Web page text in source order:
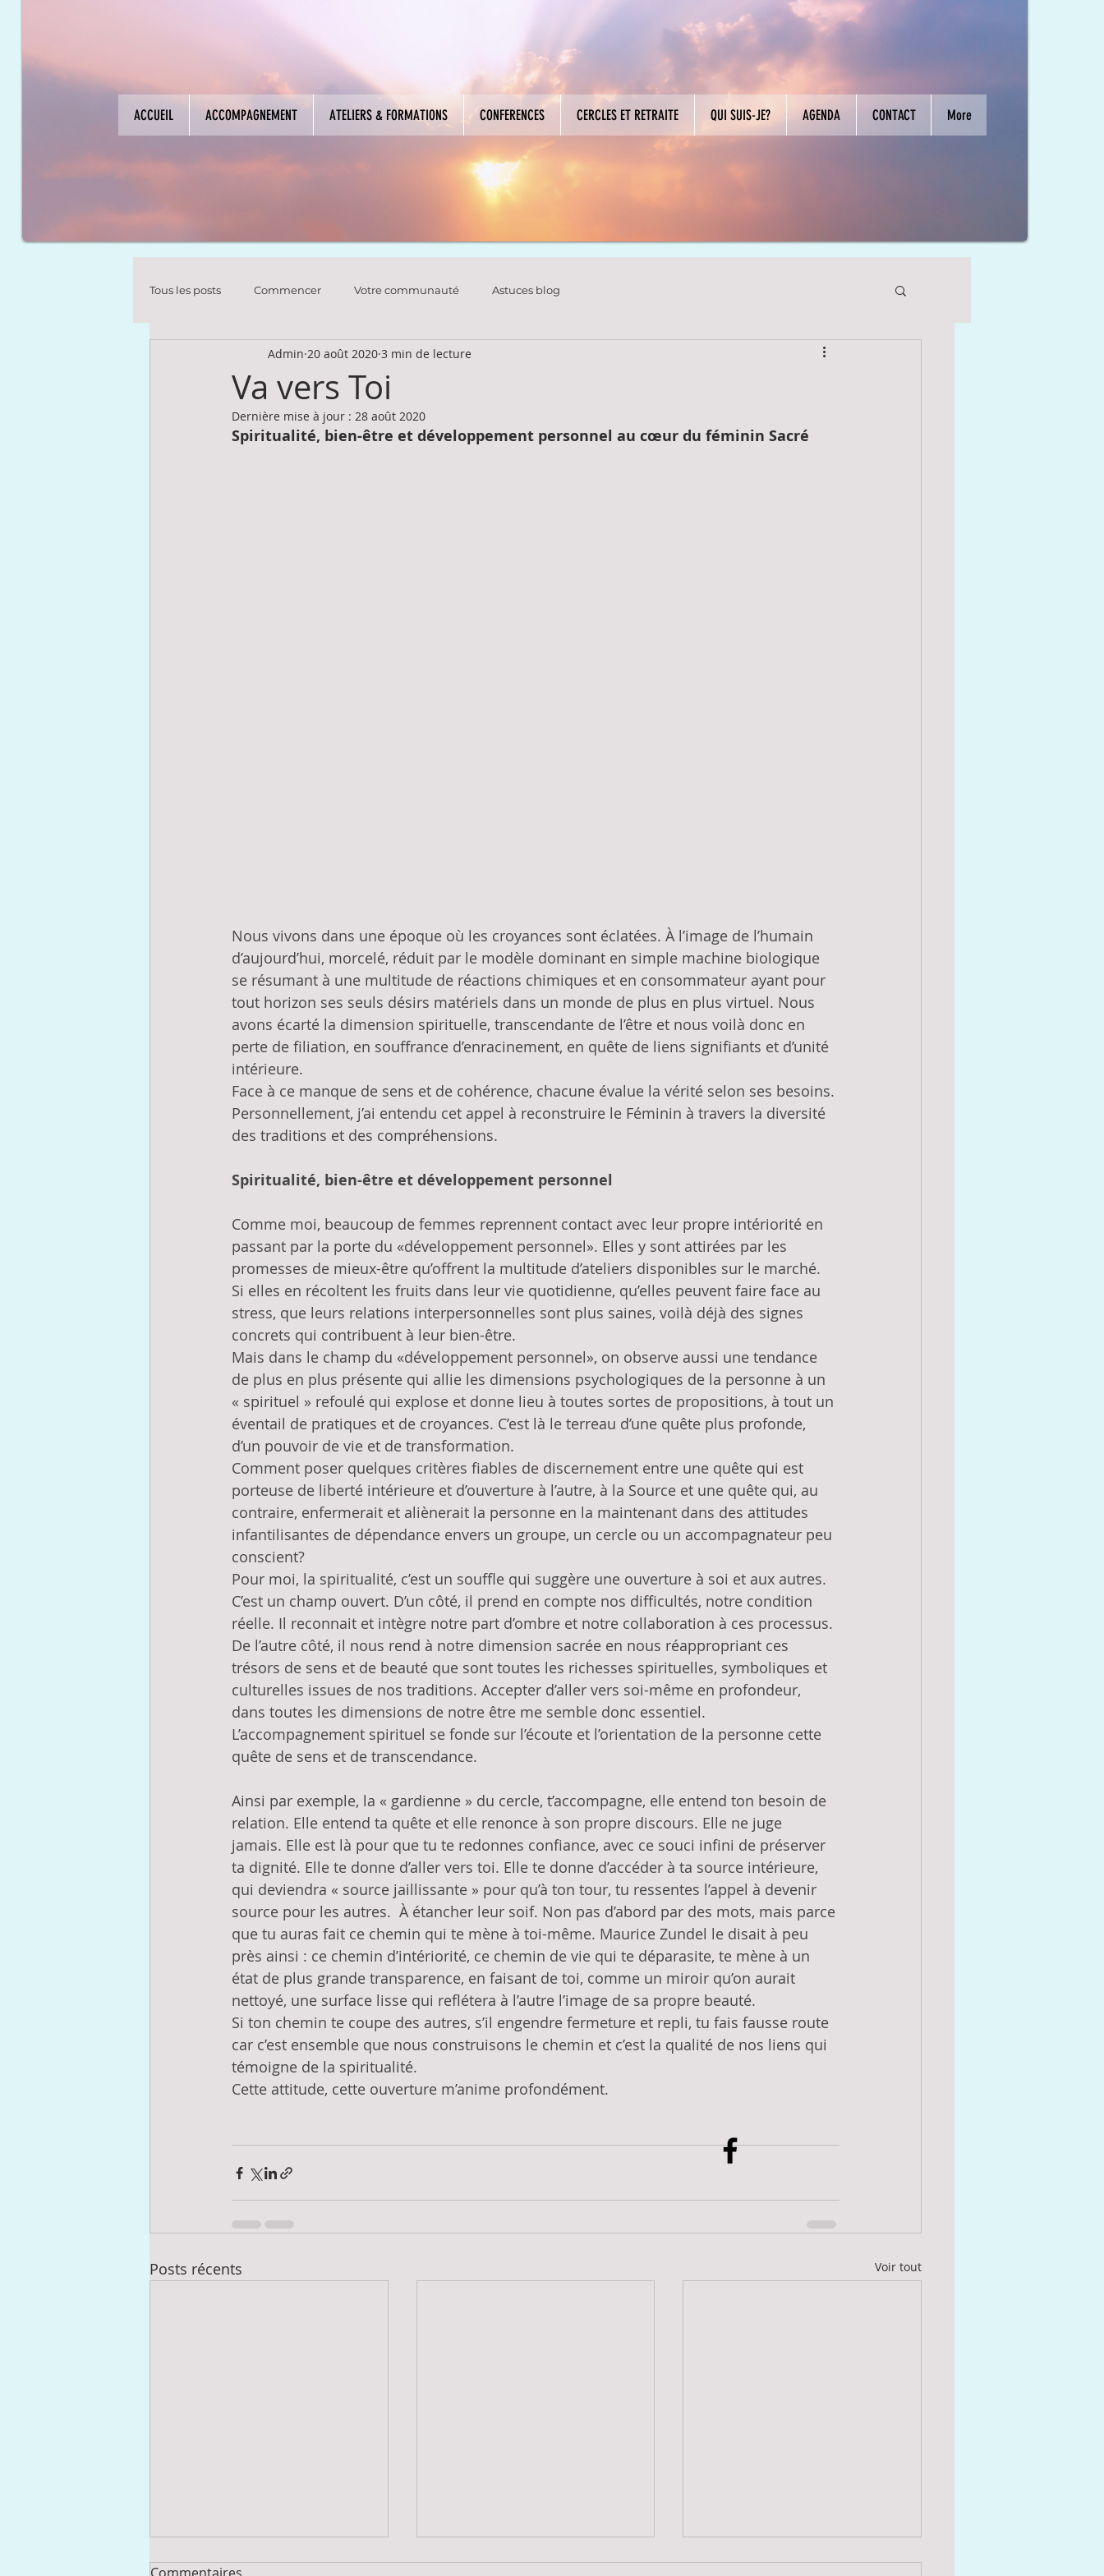
ACCUEIL ACCOMPAGNEMENT ATELIERS & FORMATIONS CONFERENCES CERCLES ET RETRAITE QUI SUIS-JE? AGENDA CONTACT More
Tous les posts Commencer Votre communauté Astuces blog
Va vers Toi
Admin 20 août 2020 3 min de lecture
Dernière mise à jour : 28 août 2020
Spiritualité, bien-être et développement personnel au cœur du féminin Sacré
Nous vivons dans une époque où les croyances sont éclatées. À l’image de l’humain
d’aujourd’hui, morcelé, réduit par le modèle dominant en simple machine biologique
se résumant à une multitude de réactions chimiques et en consommateur ayant pour
tout horizon ses seuls désirs matériels dans un monde de plus en plus virtuel. Nous
avons écarté la dimension spirituelle, transcendante de l’être et nous voilà donc en
perte de filiation, en souffrance d’enracinement, en quête de liens signifiants et d’unité
intérieure.
Face à ce manque de sens et de cohérence, chacune évalue la vérité selon ses besoins.
Personnellement, j’ai entendu cet appel à reconstruire le Féminin à travers la diversité
des traditions et des compréhensions.
Spiritualité, bien-être et développement personnel
Comme moi, beaucoup de femmes reprennent contact avec leur propre intériorité en
passant par la porte du «développement personnel». Elles y sont attirées par les
promesses de mieux-être qu’offrent la multitude d’ateliers disponibles sur le marché.
Si elles en récoltent les fruits dans leur vie quotidienne, qu’elles peuvent faire face au
stress, que leurs relations interpersonnelles sont plus saines, voilà déjà des signes
concrets qui contribuent à leur bien-être.
Mais dans le champ du «développement personnel», on observe aussi une tendance
de plus en plus présente qui allie les dimensions psychologiques de la personne à un
« spirituel » refoulé qui explose et donne lieu à toutes sortes de propositions, à tout un
éventail de pratiques et de croyances. C’est là le terreau d’une quête plus profonde,
d’un pouvoir de vie et de transformation.
Comment poser quelques critères fiables de discernement entre une quête qui est
porteuse de liberté intérieure et d’ouverture à l’autre, à la Source et une quête qui, au
contraire, enfermerait et aliènerait la personne en la maintenant dans des attitudes
infantilisantes de dépendance envers un groupe, un cercle ou un accompagnateur peu
conscient?
Pour moi, la spiritualité, c’est un souffle qui suggère une ouverture à soi et aux autres.
C’est un champ ouvert. D’un côté, il prend en compte nos difficultés, notre condition
réelle. Il reconnait et intègre notre part d’ombre et notre collaboration à ces processus.
De l’autre côté, il nous rend à notre dimension sacrée en nous réappropriant ces
trésors de sens et de beauté que sont toutes les richesses spirituelles, symboliques et
culturelles issues de nos traditions. Accepter d’aller vers soi-même en profondeur,
dans toutes les dimensions de notre être me semble donc essentiel.
L’accompagnement spirituel se fonde sur l’écoute et l’orientation de la personne cette
quête de sens et de transcendance.
Ainsi par exemple, la « gardienne » du cercle, t’accompagne, elle entend ton besoin de
relation. Elle entend ta quête et elle renonce à son propre discours. Elle ne juge
jamais. Elle est là pour que tu te redonnes confiance, avec ce souci infini de préserver
ta dignité. Elle te donne d’aller vers toi. Elle te donne d’accéder à ta source intérieure,
qui deviendra « source jaillissante » pour qu’à ton tour, tu ressentes l’appel à devenir
source pour les autres.  À étancher leur soif. Non pas d’abord par des mots, mais parce
que tu auras fait ce chemin qui te mène à toi-même. Maurice Zundel le disait à peu
près ainsi : ce chemin d’intériorité, ce chemin de vie qui te déparasite, te mène à un
état de plus grande transparence, en faisant de toi, comme un miroir qu’on aurait
nettoyé, une surface lisse qui reflétera à l’autre l’image de sa propre beauté.
Si ton chemin te coupe des autres, s’il engendre fermeture et repli, tu fais fausse route
car c’est ensemble que nous construisons le chemin et c’est la qualité de nos liens qui
témoigne de la spiritualité.
Cette attitude, cette ouverture m’anime profondément.
Posts récents Voir tout